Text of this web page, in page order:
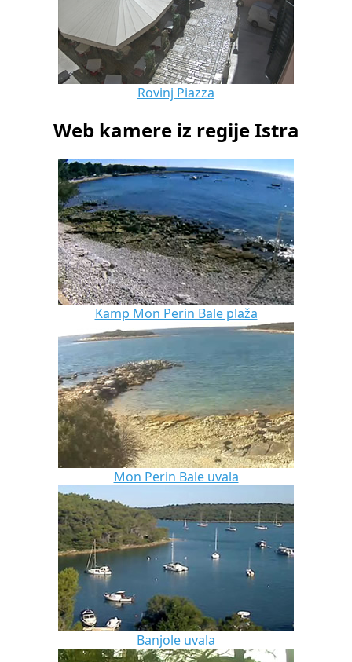
Rovinj Piazza
Web kamere iz regije Istra
Kamp Mon Perin Bale plaža
Mon Perin Bale uvala
Banjole uvala